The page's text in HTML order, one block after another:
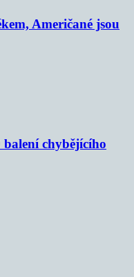
Američané jsou
chybějícího